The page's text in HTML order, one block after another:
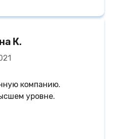
К.
компанию.
уровне.